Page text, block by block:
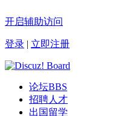
开启辅助访问
登录 | 立即注册
论坛BBS
招聘人才
出国留学